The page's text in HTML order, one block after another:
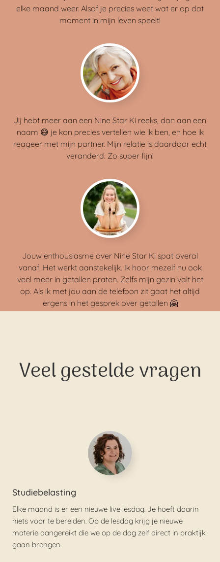
elke maand weer. Alsof je precies weet wat er op dat
moment in mijn leven speelt!
Jij hebt meer aan een Nine Star Ki reeks, dan aan een
naam 😅 je kon precies vertellen wie ik ben, en hoe ik
reageer met mijn partner. Mijn relatie is daardoor echt
veranderd. Zo super fijn!
Jouw enthousiasme over Nine Star Ki spat overal
vanaf. Het werkt aanstekelijk. Ik hoor mezelf nu ook
veel meer in getallen praten. Zelfs mijn gezin valt het
op. Als ik met jou aan de telefoon zit gaat het altijd
ergens in het gesprek over getallen 🤗
Veel gestelde vragen
Studiebelasting
Elke maand is er een nieuwe live lesdag. Je hoeft daarin
niets voor te bereiden. Op de lesdag krijg je nieuwe
materie aangereikt die we op de dag zelf direct in praktijk
gaan brengen.